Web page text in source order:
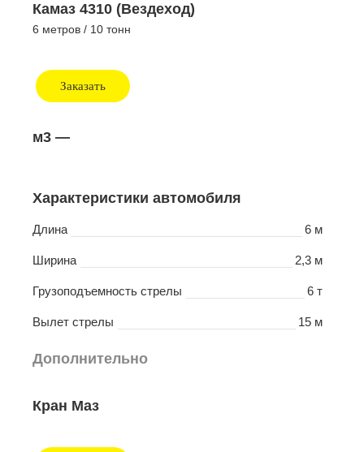
Камаз 4310 (Вездеход)
6 метров / 10 тонн
Заказать
м3 —
Характеристики автомобиля
Длина 6 м
Ширина 2,3 м
Грузоподъемность стрелы 6 т
Вылет стрелы 15 м
Дополнительно
Кран Маз